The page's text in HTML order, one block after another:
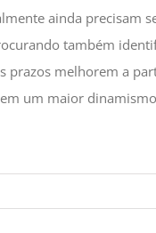
ainda precisam
também
prazos melhorem a
um maior